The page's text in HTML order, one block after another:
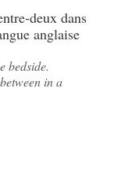
deux dans
anglaise
bedside.
in a